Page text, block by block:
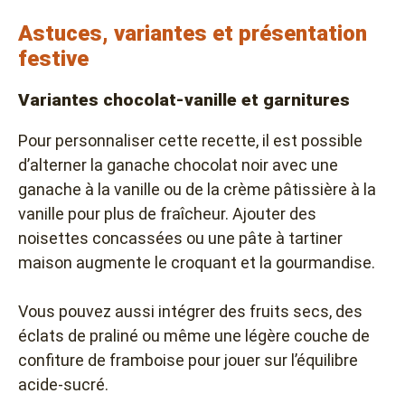
Astuces, variantes et présentation
festive
Variantes chocolat-vanille et garnitures
Pour personnaliser cette recette, il est possible
d’alterner la ganache chocolat noir avec une
ganache à la vanille ou de la crème pâtissière à la
vanille pour plus de fraîcheur. Ajouter des
noisettes concassées ou une pâte à tartiner
maison augmente le croquant et la gourmandise.
Vous pouvez aussi intégrer des fruits secs, des
éclats de praliné ou même une légère couche de
confiture de framboise pour jouer sur l’équilibre
acide-sucré.